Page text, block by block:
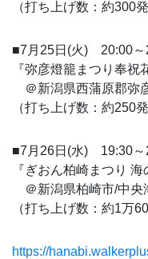
（打ち上げ数：約300発
■7月25日(火) 20:00～
『弥彦燈籠まつり奉祝
＠新潟県西蒲原郡弥
（打ち上げ数：約250発
■7月26日(水) 19:30～
『ぎおん柏崎まつり 海
＠新潟県柏崎市/中央
（打ち上げ数：約1万
https://